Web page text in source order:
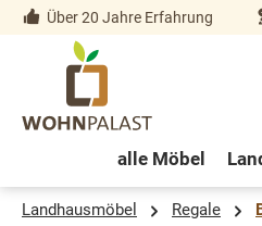
Zur
Über 20 Jahre Erfahrung
alle Möbel
Landhausmöbel Regale